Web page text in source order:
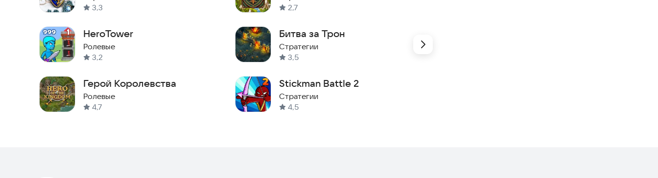
3,3
HeroTower
Ролевые
3,2
Герой Королевства
Ролевые
4,7
2,7
Битва за Трон
Стратегии
3,5
Stickman Battle 2
Стратегии
4,5